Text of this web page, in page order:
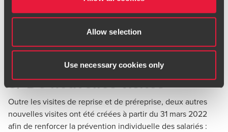
Allow selection
Use necessary cookies only
3/ De nouvelles visites
Outre les visites de reprise et de préreprise, deux autres
nouvelles visites ont été créées à partir du 31 mars 2022
afin de renforcer la prévention individuelle des salariés :